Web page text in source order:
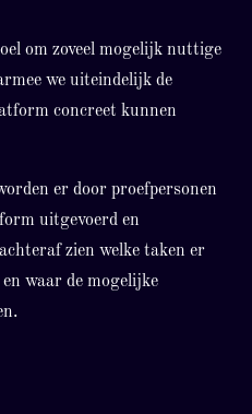
om zoveel mogelijk nuttige
we uiteindelijk de
concreet kunnen
er door proefpersonen
uitgevoerd en
zien welke taken er
waar de mogelijke